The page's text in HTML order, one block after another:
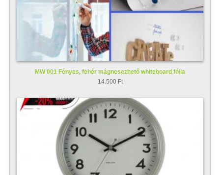
MW 001 Fényes, fehér mágnesezhető whiteboard fólia
14.500 Ft